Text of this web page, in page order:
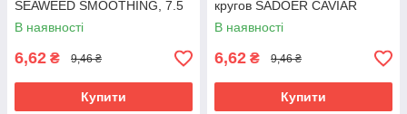
SEAWEED SMOOTHING, 7.5
г.
В наявності
6,62 ₴ 9,46 ₴
Купити
кругов SADOER CAVIAR
SOFT NOURISHING, 7.5 г.
В наявності
6,62 ₴ 9,46 ₴
Купити